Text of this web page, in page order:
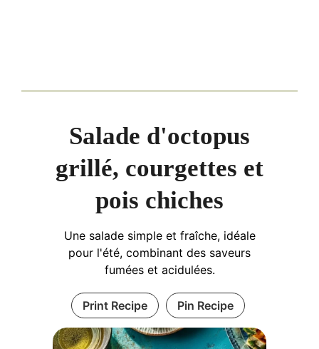
Salade d'octopus
grillé, courgettes et
pois chiches
Une salade simple et fraîche, idéale
pour l'été, combinant des saveurs
fumées et acidulées.
Print Recipe Pin Recipe